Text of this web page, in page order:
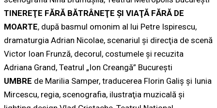
TINEREŢE FĂRĂ BĂTRÂNEŢE ŞI VIAŢĂ FĂRĂ DE
MOARTE, după basmul omonim al lui Petre Ispirescu,
dramaturgia Adrian Nicolae, scenariul şi direcţia de scenă
Victor Ioan Frunză, decorul, costumele şi recuzita
Adriana Grand, Teatrul „Ion Creangă” Bucureşti
UMBRE de Marilia Samper, traducerea Florin Galiş şi Iunia
Mircescu, regia, scenografia, ilustraţia muzicală şi